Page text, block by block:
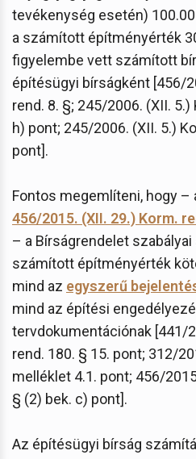
tevékenység esetén)
a számított építményérték
figyelembe vett számított
építésügyi bírságként [456/
rend. 8. §; 245/2006. (XII.
h) pont; 245/2006. (XII. 5.)
pont].
Fontos megemlíteni, hogy –
456/2015. (XII. 29.) Korm.
– a Bírságrendelet
számított építményérték
mind az egyszerű
mind az építési
tervdokumentációnak [441/
rend. 180. § 15. pont; 312/
melléklet 4.1. pont; 456/
§ (2) bek. c) pont].
Az építésügyi bírság